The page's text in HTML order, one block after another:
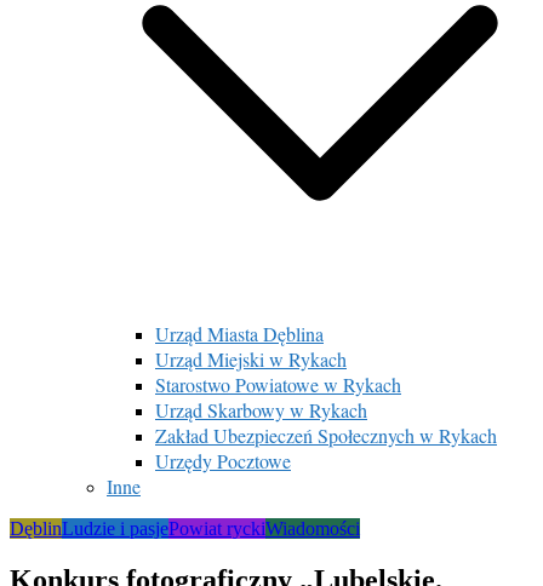
Urząd Miasta Dęblina
Urząd Miejski w Rykach
Starostwo Powiatowe w Rykach
Urząd Skarbowy w Rykach
Zakład Ubezpieczeń Społecznych w Rykach
Urzędy Pocztowe
Inne
DęblinLudzie i pasjePowiat ryckiWiadomości